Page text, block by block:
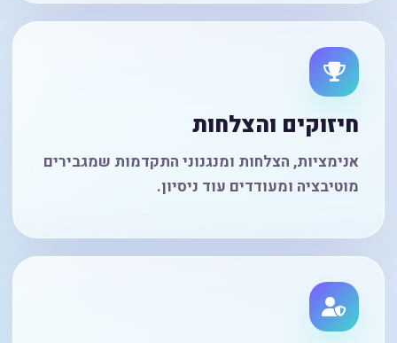
חיזוקים והצלחות
אנימציות, הצלחות ומנגנוני התקדמות שמגבירים
מוטיבציה ומעודדים עוד ניסיון.